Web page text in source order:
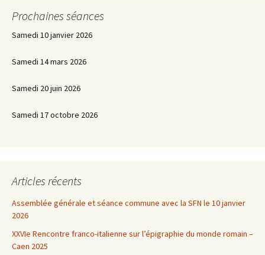
Prochaines séances
Samedi 10 janvier 2026
Samedi 14 mars 2026
Samedi 20 juin 2026
Samedi 17 octobre 2026
Articles récents
Assemblée générale et séance commune avec la SFN le 10 janvier
2026
XXVIe Rencontre franco-italienne sur l’épigraphie du monde romain –
Caen 2025